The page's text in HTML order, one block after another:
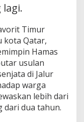
Timur
kota Qatar,
Hamas
usulan
di Jalur
warga
lebih dari
dari dua tahun.